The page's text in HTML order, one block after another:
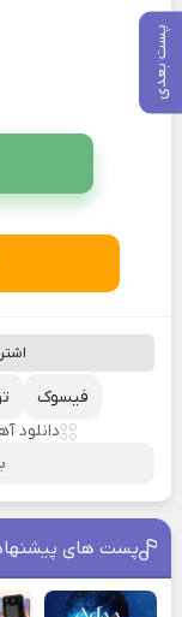
پست بعدی
فیسوک
دانلود
پست های